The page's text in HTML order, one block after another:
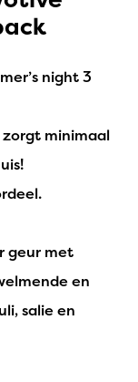
night 3
zorgt minimaal
geur met
en
salie en